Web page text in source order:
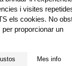
les Coves de
i Carlos Tena a
i visites
els cookies. No
proporcionar un
Mes info